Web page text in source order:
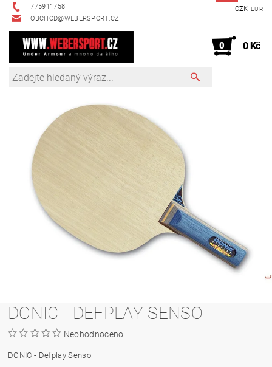
775911758
OBCHOD@WEBERSPORT.CZ
CZK EUR
0 0 Kč
DONIC - DEFPLAY SENSO
Neohodnoceno
DONIC - Defplay Senso.